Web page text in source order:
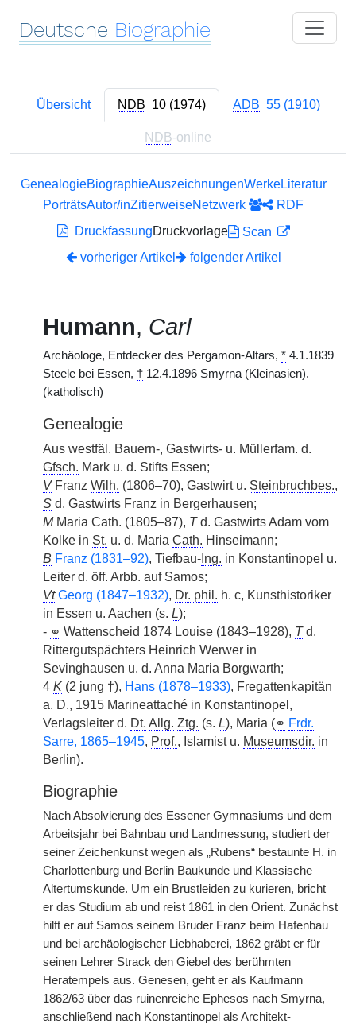
Deutsche Biographie
Übersicht NDB 10 (1974) ADB 55 (1910)
NDB-online
GenealogieBiographieAuszeichnungenWerkeLiteratur
PorträtsAutor/inZitierweiseNetzwerk
RDF
DruckfassungDruckvorlage
Scan
vorheriger Artikel
folgender Artikel
Humann, Carl
Archäologe, Entdecker des Pergamon-Altars, * 4.1.1839
Steele bei Essen, † 12.4.1896 Smyrna (Kleinasien).
(katholisch)
Genealogie
Aus westfäl. Bauern-, Gastwirts- u. Müllerfam. d.
Gfsch. Mark u. d. Stifts Essen;
VFranz Wilh. (1806–70), Gastwirt u. Steinbruchbes.,
S d. Gastwirts Franz in Bergerhausen;
MMaria Cath. (1805–87), Td. Gastwirts Adam vom
Kolke in St. u. d. Maria Cath. Hinseimann;
B Franz (1831–92), Tiefbau- Ing. in Konstantinopel u.
Leiter d. öff. Arbb. auf Samos;
Vt Georg (1847–1932), Dr. phil. h. c, Kunsthistoriker
in Essen u. Aachen (s. L);
- ⚭ Wattenscheid 1874 Louise (1843–1928), Td.
Rittergutspächters Heinrich Werwer in
Sevinghausen u. d. Anna Maria Borgwarth;
4 K (2 jung †), Hans (1878–1933), Fregattenkapitän
a. D., 1915 Marineattaché in Konstantinopel,
Verlagsleiter d. Dt. Allg. Ztg. (s. L), Maria (⚭ Frdr.
Sarre, 1865–1945, Prof., Islamist u. Museumsdir. in
Berlin).
Biographie
Nach Absolvierung des Essener Gymnasiums und dem
Arbeitsjahr bei Bahnbau und Landmessung, studiert der
seiner Zeichenkunst wegen als „Rubens“ bestaunte H. in
Charlottenburg und Berlin Baukunde und Klassische
Altertumskunde. Um ein Brustleiden zu kurieren, bricht
er das Studium ab und reist 1861 in den Orient. Zunächst
hilft er auf Samos seinem Bruder Franz beim Hafenbau
und bei archäologischer Liebhaberei, 1862 gräbt er für
seinen Lehrer Strack den Giebel des berühmten
Heratempels aus. Genesen, geht er als Kaufmann
1862/63 über das ruinenreiche Ephesos nach Smyrna,
anschließend nach Konstantinopel als Architekt-